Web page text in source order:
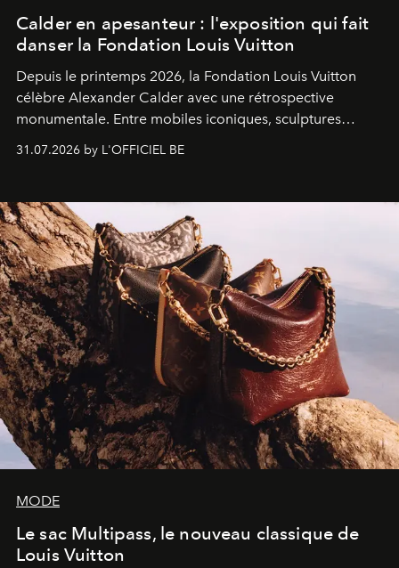
Calder en apesanteur : l'exposition qui fait
danser la Fondation Louis Vuitton
Depuis le printemps 2026, la Fondation Louis Vuitton
célèbre Alexander Calder avec une rétrospective
monumentale. Entre mobiles iconiques, sculptures
américain investit les espaces imaginés par Frank Gehry
sculpture.
31.07.2026 by L'OFFICIEL BE
MODE
Le sac Multipass, le nouveau classique de
Louis Vuitton